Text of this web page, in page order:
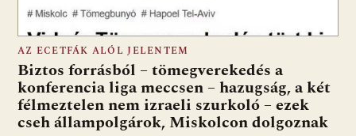
AZ ECETFÁK ALÓL JELENTEM
Biztos forrásból – tömegverekedés a
konferencia liga meccsen – hazugság, a két
félmeztelen nem izraeli szurkoló – ezek
cseh állampolgárok, Miskolcon dolgoznak